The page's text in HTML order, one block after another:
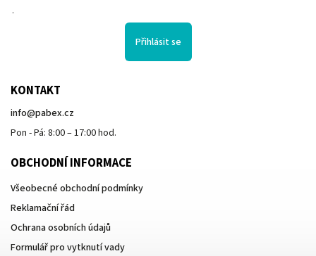
.
Přihlásit se
KONTAKT
info@pabex.cz
Pon - Pá: 8:00 – 17:00 hod.
OBCHODNÍ INFORMACE
Všeobecné obchodní podmínky
Reklamační řád
Ochrana osobních údajů
Formulář pro vytknutí vady